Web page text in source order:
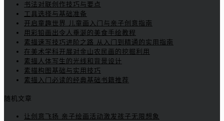
书法对联创作技巧与要点
工具选择与基础准备
开启童趣世界 儿童画入门与亲子创意指南
用彩铅画出令人垂涎的美食手绘教程
素描速写技巧进阶之路 从入门到精通的实用指南
在美术学科开展对金山农民画的挖掘利用
素描人体写生的光线和背景设计
素描构图基础与实用技巧
素描入门必读的经典基础书籍推荐
随机文章
让创意飞扬 亲子绘画活动激发孩子无限想象